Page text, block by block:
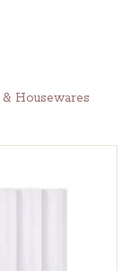
Housewares